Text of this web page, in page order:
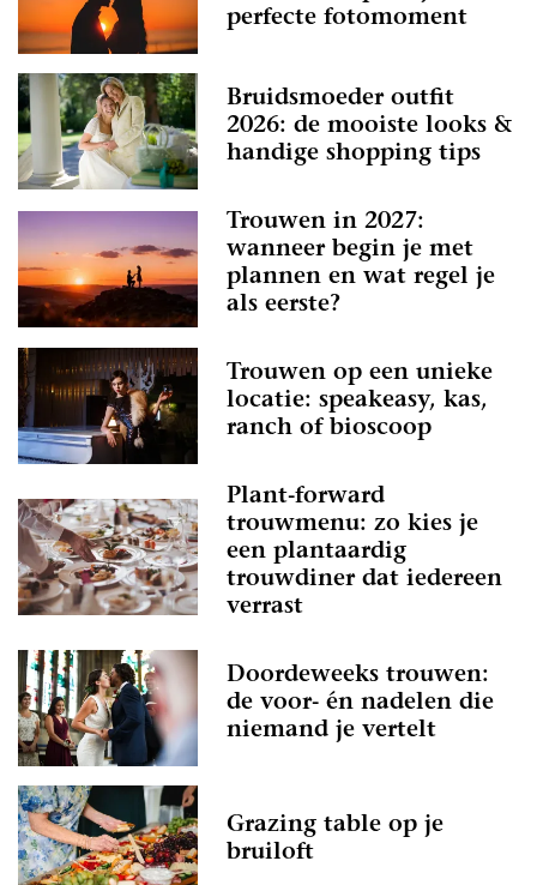
perfecte fotomoment
Bruidsmoeder outfit
2026: de mooiste looks &
handige shopping tips
Trouwen in 2027:
wanneer begin je met
plannen en wat regel je
als eerste?
Trouwen op een unieke
locatie: speakeasy, kas,
ranch of bioscoop
Plant-forward
trouwmenu: zo kies je
een plantaardig
trouwdiner dat iedereen
verrast
Doordeweeks trouwen:
de voor- én nadelen die
niemand je vertelt
Grazing table op je
bruiloft